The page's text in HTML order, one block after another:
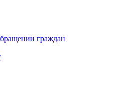
граждан